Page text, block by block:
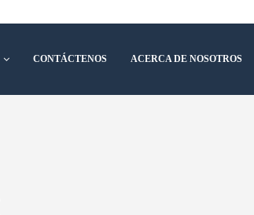
CONTÁCTENOS ACERCA DE NOSOTROS